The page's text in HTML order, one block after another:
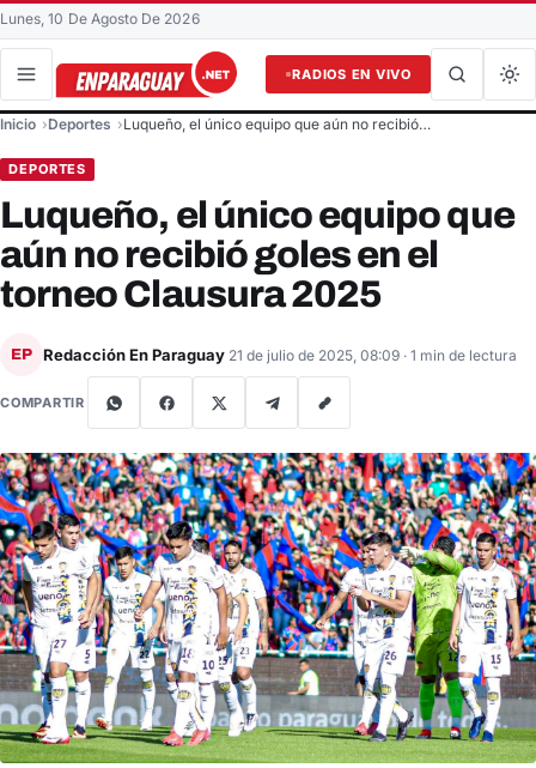
Lunes, 10 De Agosto De 2026
RADIOS EN VIVO
Buscar en el sitio
Inicio Deportes Luqueño, el único equipo que aún no recibió…
DEPORTES
Luqueño, el único equipo que
aún no recibió goles en el
torneo Clausura 2025
EP Redacción En Paraguay 21 de julio de 2025, 08:09 · 1 min de lectura
COMPARTIR